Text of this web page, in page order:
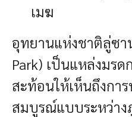
เมฆ
อุทยานแห่งชาติลู่ซา
Park) เป็นแหล่งมรด
สะท้อนให้เห็นถึงกา
สมบูรณ์แบบระหว่า